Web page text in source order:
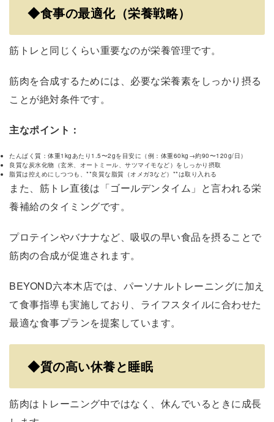
◆食事の最適化（栄養戦略）
筋トレと同じくらい重要なのが栄養管理です。
筋肉を合成するためには、必要な栄養素をしっかり摂る
ことが絶対条件です。
主なポイント：
たんぱく質：体重1kgあたり1.5〜2gを目安に（例：体重60kg→約90〜120g/日）
良質な炭水化物（玄米、オートミール、サツマイモなど）をしっかり摂取
脂質は控えめにしつつも、**良質な脂質（オメガ3など）**は取り入れる
また、筋トレ直後は「ゴールデンタイム」と言われる栄
養補給のタイミングです。
プロテインやバナナなど、吸収の早い食品を摂ることで
筋肉の合成が促進されます。
BEYOND六本木店では、パーソナルトレーニングに加え
て食事指導も実施しており、ライフスタイルに合わせた
最適な食事プランを提案しています。
◆質の高い休養と睡眠
筋肉はトレーニング中ではなく、休んでいるときに成長